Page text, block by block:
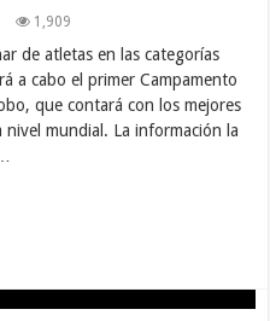
1,909
de atletas en las categorías
a cabo el primer Campamento
que contará con los mejores
mundial. La información la